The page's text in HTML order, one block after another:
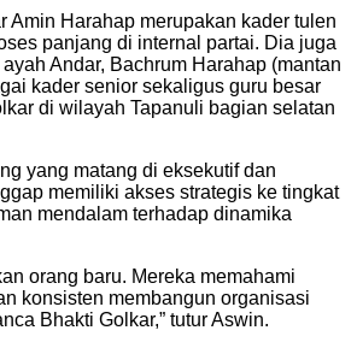
Amin Harahap merupakan kader tulen
panjang di internal partai. Dia juga
Andar, Bachrum Harahap (mantan
kader senior sekaligus guru besar
di wilayah Tapanuli bagian selatan
yang matang di eksekutif dan
memiliki akses strategis ke tingkat
mendalam terhadap dinamika
orang baru. Mereka memahami
konsisten membangun organisasi
Bhakti Golkar,” tutur Aswin.